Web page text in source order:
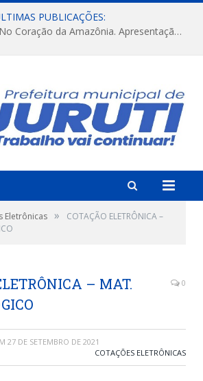
PUBLICAÇÕES:
FESTRIBAL 2026 – No Coração da Amazônia. Apresentação da Munduruku.
Eletrônicas »
COTAÇÃO ELETRÔNICA –
– MAT.
0
27 DE SETEMBRO DE 2021
COTAÇÕES ELETRÔNICAS